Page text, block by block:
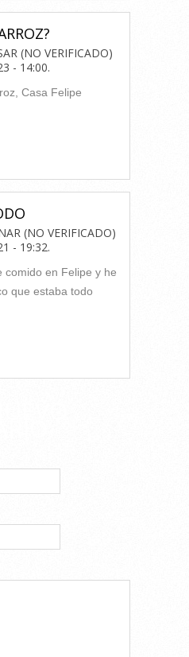
(NO VERIFICADO)
- 14:00.
Casa Felipe
(NO VERIFICADO)
- 19:32.
comido en Felipe y he
que estaba todo